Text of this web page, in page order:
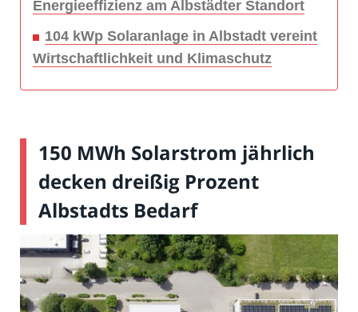
Energieeffizienz am Albstädter Standort
104 kWp Solaranlage in Albstadt vereint
Wirtschaftlichkeit und Klimaschutz
150 MWh Solarstrom jährlich
decken dreißig Prozent
Albstadts Bedarf